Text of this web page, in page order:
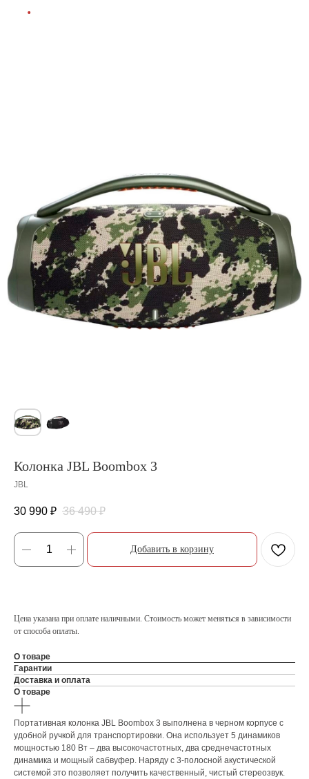
Колонка JBL Boombox 3
JBL
30 990 ₽ 36 490 ₽
Добавить в корзину
Цена указана при оплате наличными. Стоимость может меняться в зависимости
от способа оплаты.
О товаре
Гарантии
Доставка и оплата
О товаре
Портативная колонка JBL Boombox 3 выполнена в черном корпусе с
удобной ручкой для транспортировки. Она использует 5 динамиков
мощностью 180 Вт ‒ два высокочастотных, два среднечастотных
динамика и мощный сабвуфер. Наряду с 3-полосной акустической
системой это позволяет получить качественный, чистый стереозвук.